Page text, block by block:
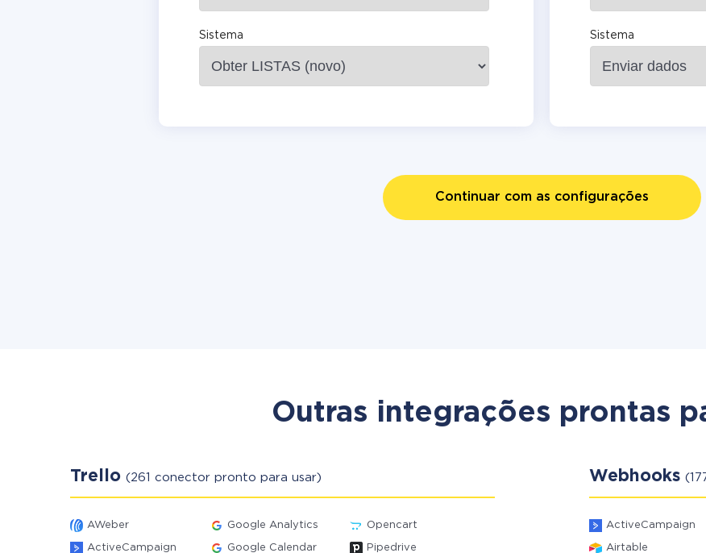
Sistema Sistema
Continuar com as configurações
Outras integrações prontas
Trello (261 conector pronto para usar)
AWeber Google Analytics Opencart
ActiveCampaign Google Calendar Pipedrive
Webhooks
ActiveCampaign
Airtable